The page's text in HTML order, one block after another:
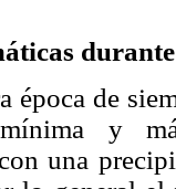
época de
mínima y
una